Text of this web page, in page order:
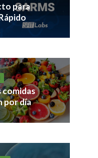
para
por día